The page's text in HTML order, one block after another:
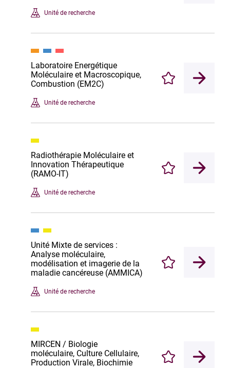
Unité de recherche
Laboratoire Energétique
Moléculaire et Macroscopique,
Combustion (EM2C)
Unité de recherche
Enregistrer
Radiothérapie Moléculaire et
Innovation Thérapeutique
(RAMO-IT)
Unité de recherche
Enregistrer
Unité Mixte de services :
Analyse moléculaire,
modélisation et imagerie de la
maladie cancéreuse (AMMICA)
Unité de recherche
Enregistrer
MIRCEN / Biologie
moléculaire, Culture Cellulaire,
Production Virale, Biochimie
Enregistrer